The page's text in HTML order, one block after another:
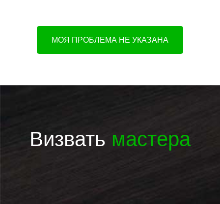
МОЯ ПРОБЛЕМА НЕ УКАЗАНА
Визвать мастера